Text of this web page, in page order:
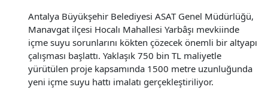
Antalya Büyükşehir Belediyesi ASAT Genel Müdürlüğü,
Manavgat ilçesi Hocalı Mahallesi Yarbâşı mevkiinde
içme suyu sorunlarını kökten çözecek önemli bir altyapı
çalışması başlattı. Yaklaşık 750 bin TL maliyetle
yürütülen proje kapsamında 1500 metre uzunluğunda
yeni içme suyu hattı imalatı gerçekleştiriliyor.